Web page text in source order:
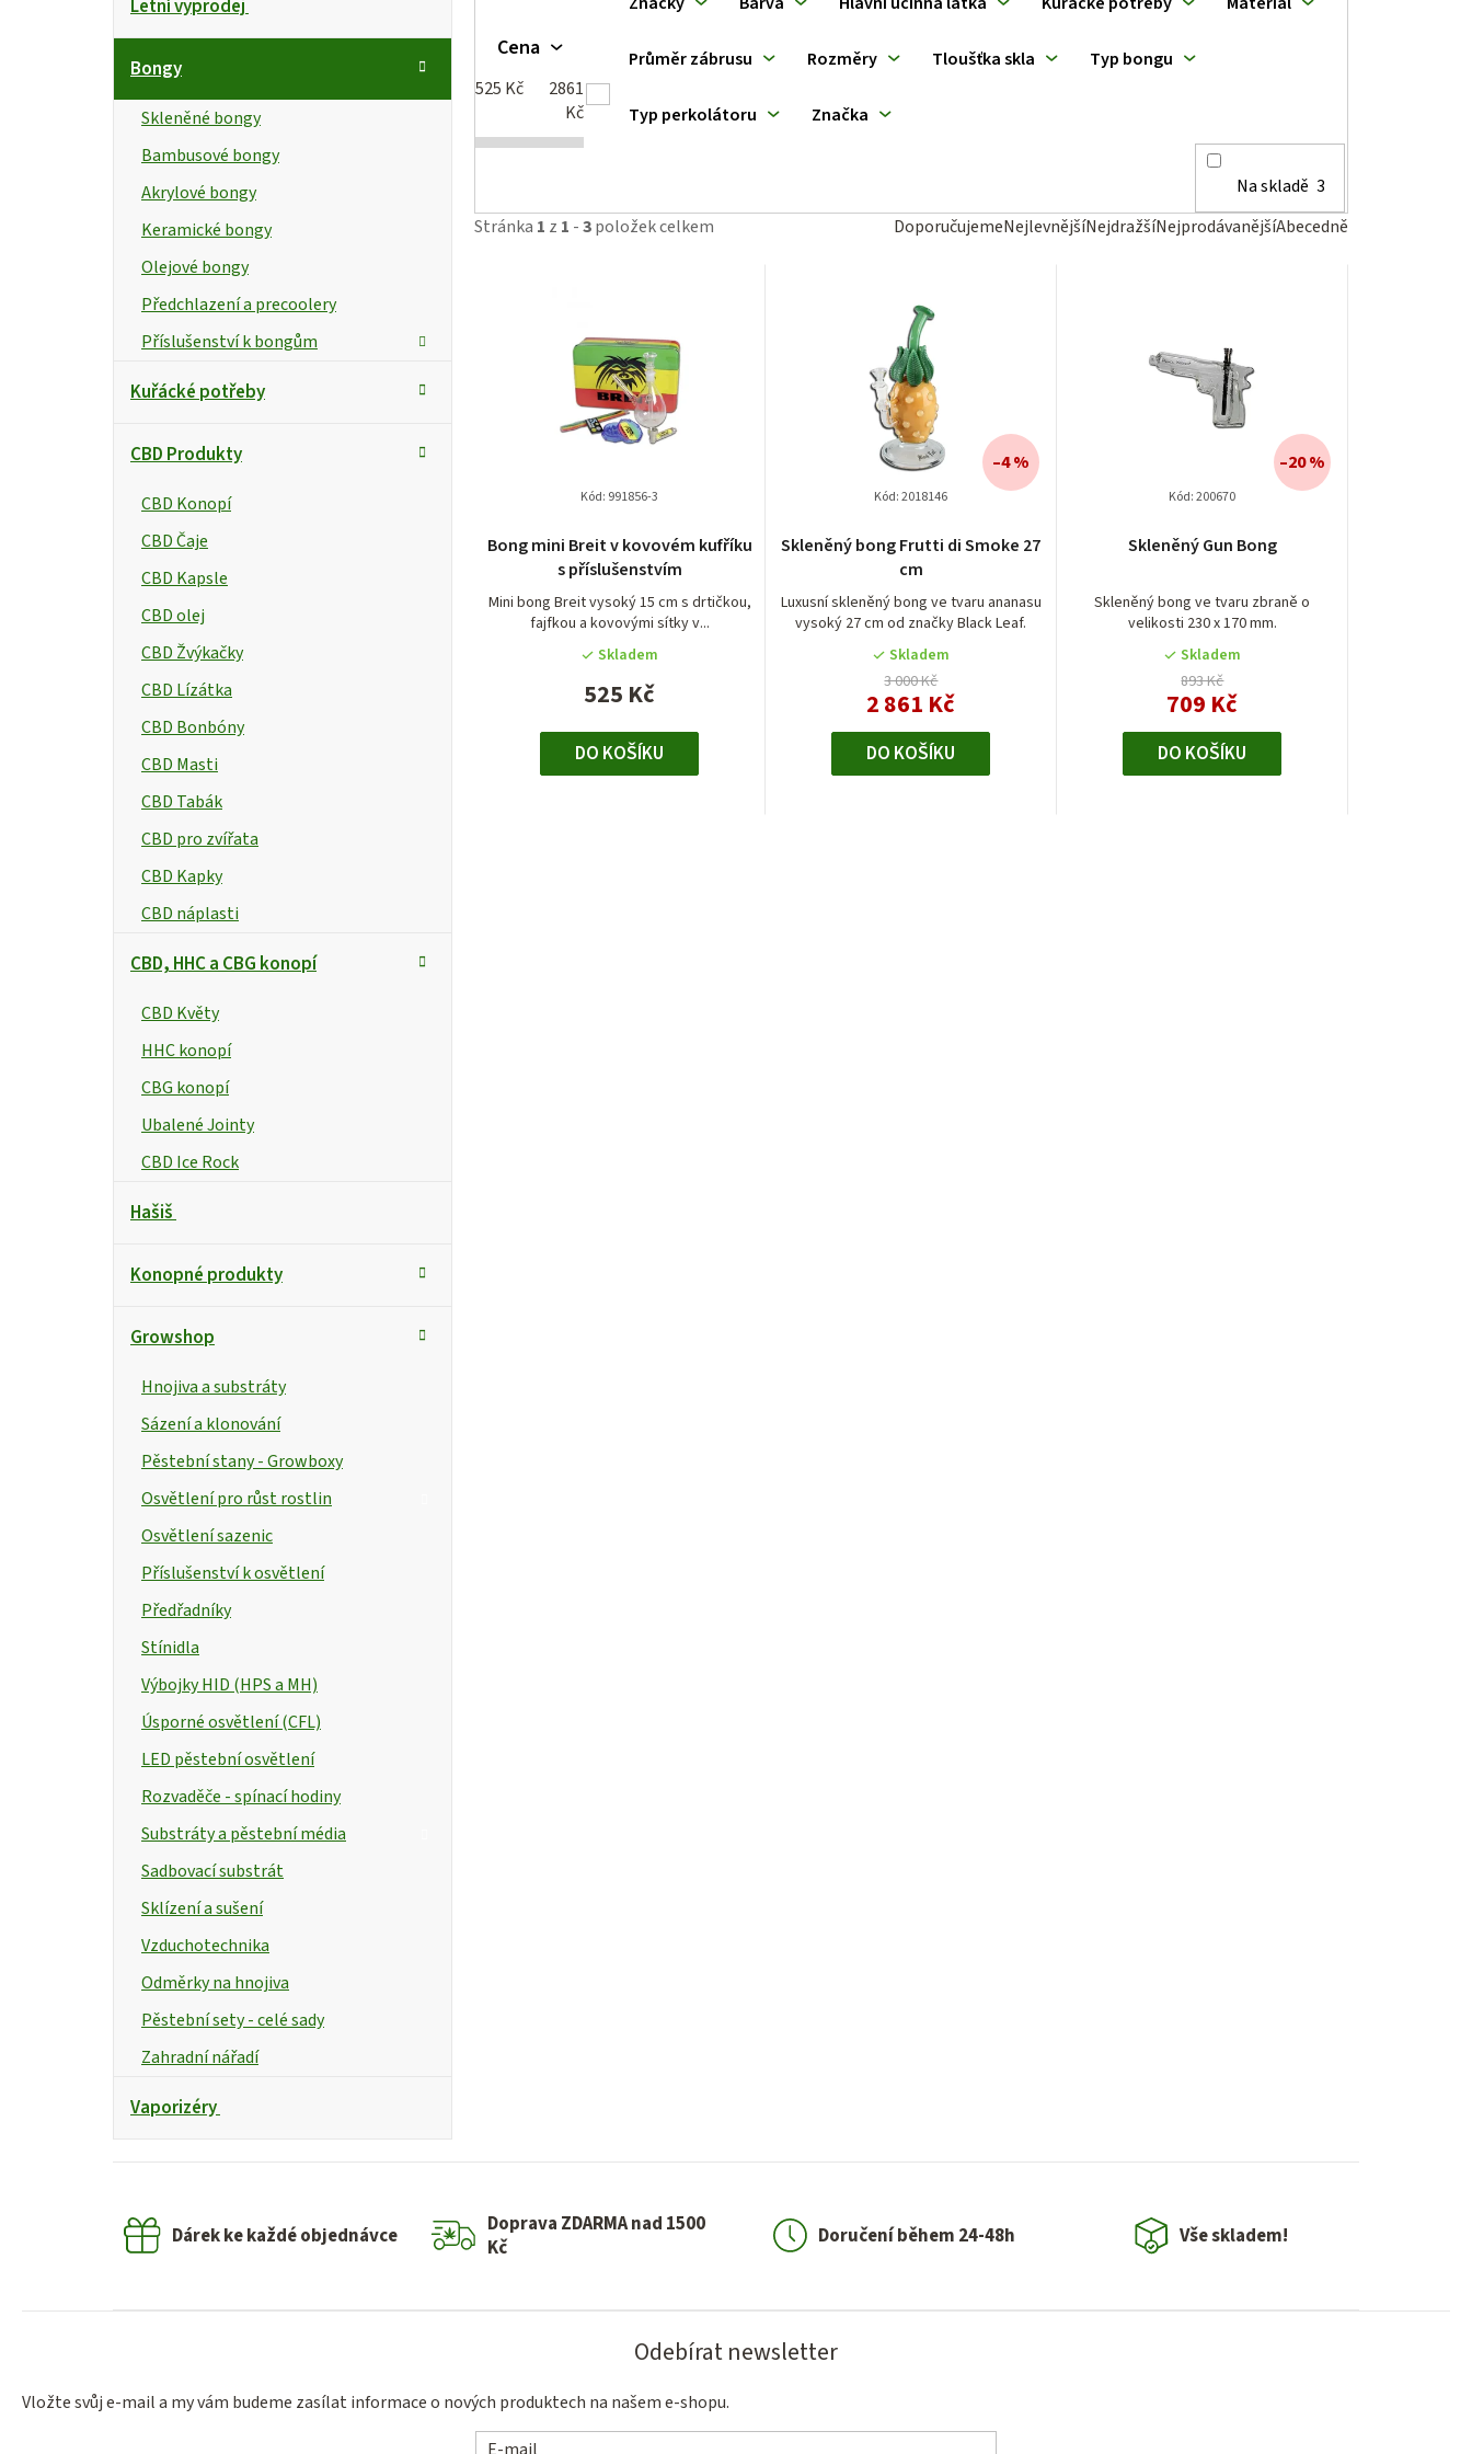
o
p
n
kategorie
t
g
Letní výprodej
Bongy
Skleněné bongy
Bambusové bongy
Akrylové bongy
Keramické bongy
Olejové bongy
Předchlazení a precoolery
Příslušenství k bongům
Kuřácké potřeby
CBD Produkty
CBD Konopí
CBD Čaje
CBD Kapsle
CBD olej
CBD Žvýkačky
CBD Lízátka
CBD Bonbóny
CBD Masti
CBD Tabák
CBD pro zvířata
CBD Kapky
CBD náplasti
CBD, HHC a CBG konopí
CBD Květy
HHC konopí
CBG konopí
Ubalené Jointy
CBD Ice Rock
Hašiš
Konopné produkty
Growshop
Hnojiva a substráty
Sázení a klonování
Pěstební stany - Growboxy
Osvětlení pro růst rostlin
Osvětlení sazenic
Příslušenství k osvětlení
Předřadníky
Stínidla
Výbojky HID (HPS a MH)
Úsporné osvětlení (CFL)
LED pěstební osvětlení
Rozvaděče - spínací hodiny
Substráty a pěstební média
Sadbovací substrát
Sklízení a sušení
Vzduchotechnika
Odměrky na hnojiva
Pěstební sety - celé sady
Zahradní nářadí
Vaporizéry
Stránka 1 z 1 -3položek celkem
Ř
z
e
n
í
p
r
o
d
u
k
t
DoporučujemeNejlevnějšíNejdražšíNejprodávanějšíAbecedně
Cena
525 Kč
2861
Kč
Na skladě 3
Průměr zábrusu Rozměry Tloušťka skla Typ bongu
Typ perkolátoru Značka
p
i
p
Bong mini Breit v kovovém kufříku
s příslušenstvím
Mini bong Breit vysoký 15 cm s drtičkou,
fajfkou a kovovými sítky v...
Skladem
525 Kč
DO KOŠÍKU
Kód: 991856-3
Skleněný bong Frutti di Smoke 27
cm
Luxusní skleněný bong ve tvaru ananasu
vysoký 27 cm od značky Black Leaf.
Skladem
3 000 Kč
2 861 Kč
–4 %
DO KOŠÍKU
Kód:2018146
Skleněný Gun Bong
Skleněný bong ve tvaru zbraně o
velikosti 230 x 170 mm.
Skladem
893 Kč
709 Kč
–20 %
DO KOŠÍKU
Kód:200670
Dárek ke každé objednávce
Doprava ZDARMA nad 1500
Kč
Doručení během 24-48h Vše skladem!
Odebírat newsletter
Vložte svůj e-mail a my vám budeme zasílat informace o nových produktech na našem e-shopu.